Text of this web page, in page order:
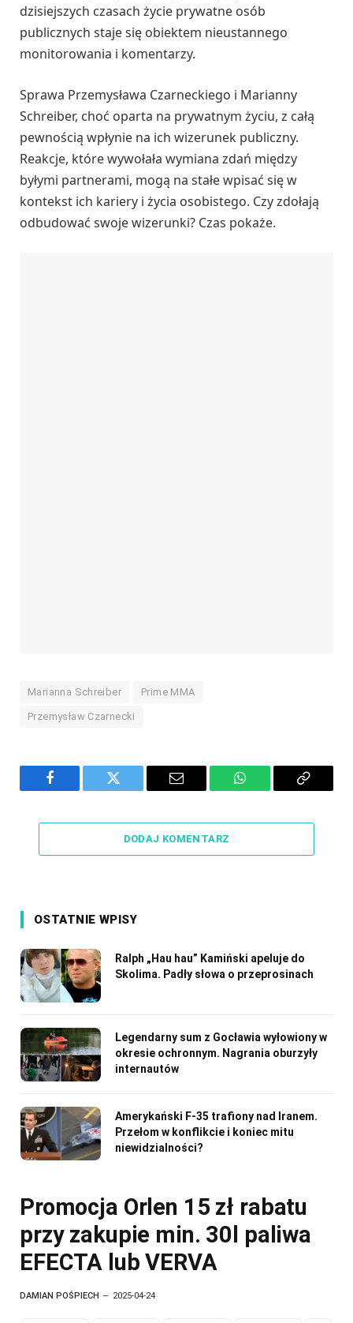
dzisiejszych czasach życie prywatne osób
publicznych staje się obiektem nieustannego
monitorowania i komentarzy.
Sprawa Przemysława Czarneckiego i Marianny
Schreiber, choć oparta na prywatnym życiu, z całą
pewnością wpłynie na ich wizerunek publiczny.
Reakcje, które wywołała wymiana zdań między
byłymi partnerami, mogą na stałe wpisać się w
kontekst ich kariery i życia osobistego. Czy zdołają
odbudować swoje wizerunki? Czas pokaże.
Marianna Schreiber Prime MMA
Przemysław Czarnecki
Facebook Twitter Email WhatsAppCopy
DODAJ KOMENTARZ
OSTATNIE WPISY
Ralph „Hau hau” Kamiński apeluje do
Skolima. Padły słowa o przeprosinach
Legendarny sum z Gocławia wyłowiony w
okresie ochronnym. Nagrania oburzyły
internautów
Amerykański F-35 trafiony nad Iranem.
Przełom w konflikcie i koniec mitu
niewidzialności?
Promocja Orlen 15 zł rabatu
przy zakupie min. 30l paliwa
EFECTA lub VERVA
DAMIAN POŚPIECH 2025-04-24